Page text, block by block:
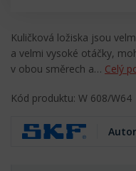
Kuličková ložiska jsou
a velmi vysoké otáčky,
v obou směrech a… Celý
Kód produktu: W 608/W64